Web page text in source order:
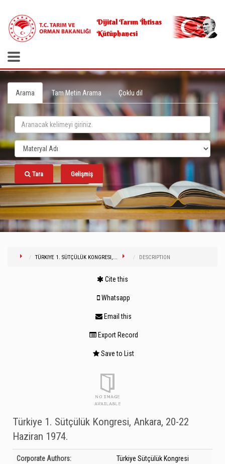
Dijital Tarım İhtisas
Kütüphanesi
Arama Tam Metin Arama Çoklu dil
Tara Gelişmiş
TÜRKIYE 1. SÜTÇÜLÜK KONGRESI,... DESCRIPTION
Cite this
Whatsapp
Email this
Export Record
Save to List
Türkiye 1. Sütçülük Kongresi, Ankara, 20-22
Haziran 1974.
Bibliographic Details
Corporate Authors:
Türkiye Sütçülük Kongresi